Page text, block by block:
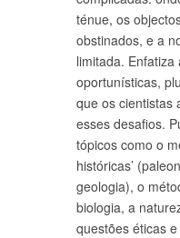
ténue, os
obstinados, e a
limitada.
oportunísticas,
que os cientistas
esses desafios.
tópicos como o
históricas’
geologia), o
biologia, a
questões éticas